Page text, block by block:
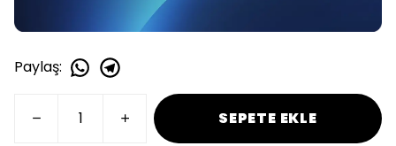
Paylaş:
SEPETE EKLE